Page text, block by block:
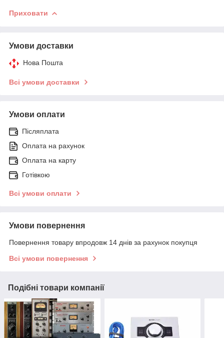
Приховати
Умови доставки
Нова Пошта
Всі умови доставки
Умови оплати
Післяплата
Оплата на рахунок
Оплата на карту
Готівкою
Всі умови оплати
Умови повернення
Повернення товару впродовж 14 днів за рахунок покупця
Всі умови повернення
Подібні товари компанії